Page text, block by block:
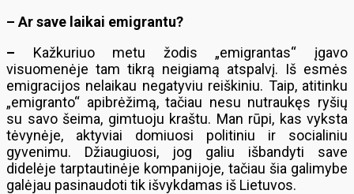
– Ar save laikai emigrantu?
– Kažkuriuo metu žodis „emigrantas“ įgavo
visuomenėje tam tikrą neigiamą atspalvį. Iš esmės
emigracijos nelaikau negatyviu reiškiniu. Taip, atitinku
„emigranto“ apibrėžimą, tačiau nesu nutraukęs ryšių
su savo šeima, gimtuoju kraštu. Man rūpi, kas vyksta
tėvynėje, aktyviai domiuosi politiniu ir socialiniu
gyvenimu. Džiaugiuosi, jog galiu išbandyti save
didelėje tarptautinėje kompanijoje, tačiau šia galimybe
galėjau pasinaudoti tik išvykdamas iš Lietuvos.